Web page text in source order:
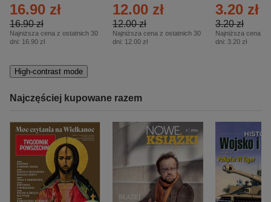
16.90 zł
16.90 zł
Najniższa cena z ostatnich 30
dni: 16.90 zł
12.00 zł
12.00 zł
Najniższa cena z ostatnich 30
dni: 12.00 zł
3.20 zł
3.20 zł
Najniższa cena z
dni: 3.20 zł
High-contrast mode
Najczęściej kupowane razem